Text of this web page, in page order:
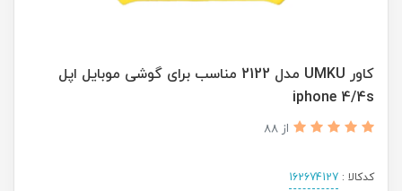
کاور UMKU مدل 2122 مناسب برای گوشی موبایل اپل
iphone 4/4s
از 88
کدکالا : 162674127